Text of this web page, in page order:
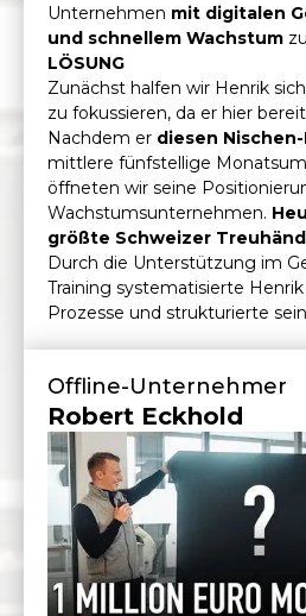
Unternehmen mit digitalen
und schnellem Wachstum
LÖSUNG
Zunächst halfen wir Henrik
zu fokussieren, da er hier
Nachdem er diesen
mittlere fünfstellige
öffneten wir seine
Wachstumsunternehmen.
größte Schweizer
Durch die Unterstützung im
Training systematisierte
Prozesse und strukturierte
Offline-Unternehmer
Robert Eckhold